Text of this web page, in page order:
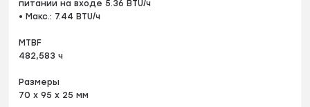
питании на входе 5.36 BTU/ч
• Макс.: 7.44 BTU/ч
MTBF
482,583 ч
Размеры
70 x 95 x 25 мм